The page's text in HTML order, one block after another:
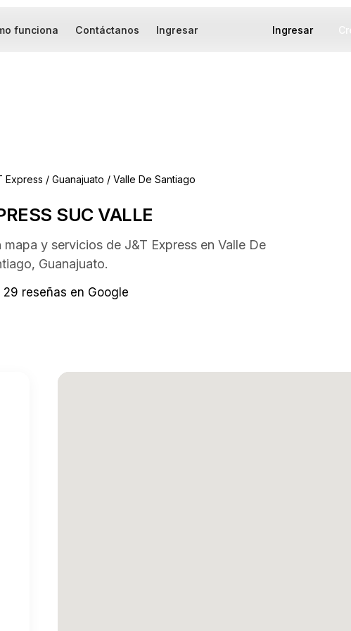
funciona Contáctanos Ingresar Ingresar
Express / Guanajuato / Valle De Santiago
SUC VALLE
y servicios de J&T Express en Valle De
Guanajuato.
reseñas en Google